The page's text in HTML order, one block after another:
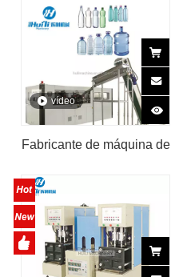
energía
vídeo
Fabricante de máquina de
PET completamente
automática